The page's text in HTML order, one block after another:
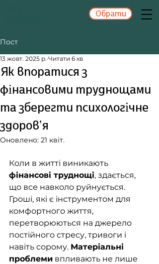
Обрати
Пост
Як впоратися з
фінансовими труднощами
та зберегти психологічне
здоров’я
13 жовт. 2025 р. Читати 6 хв
Оновлено: 21 квіт.
Коли в житті виникають
фінансові труднощі, здається,
що все навколо руйнується.
Гроші, які є інструментом для
комфортного життя,
перетворюються на джерело
постійного стресу, тривоги і
навіть сорому. Матеріальні
проблеми впливають не лише